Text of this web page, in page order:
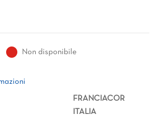
Non disponibile
FRANCIACOR
ITALIA